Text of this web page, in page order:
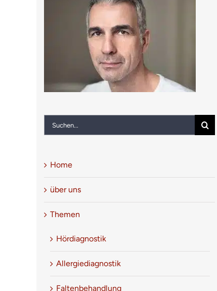
Suche
nach:
Home
über uns
Themen
Hördiagnostik
Allergiediagnostik
Faltenbehandlung
5/